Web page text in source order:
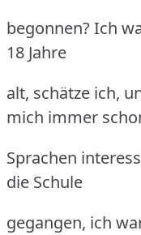
begonnen? Ich
18 Jahre
alt, schätze ich,
mich immer
Sprachen
die Schule
gegangen, ich